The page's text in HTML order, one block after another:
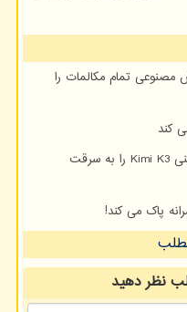
مصنوعی تمام مکالمات را
کند
مشاور علمی ترامپ، هوش مصنوعی چینی Kimi K3 را به سرقت
نظر دهید